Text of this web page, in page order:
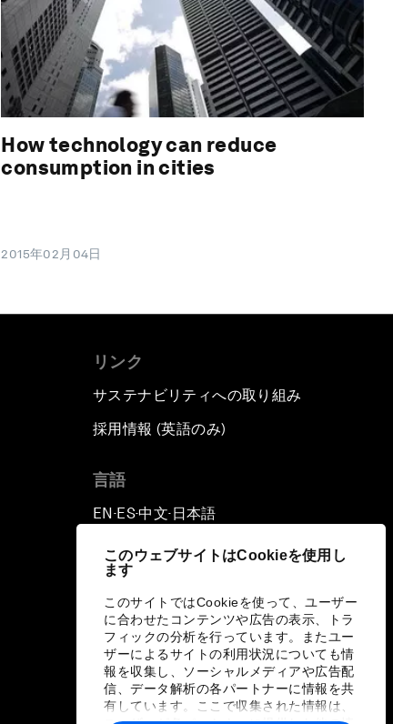
このウェブサイトはCookieを使用し
ます
このサイトではCookieを使って、ユーザー
に合わせたコンテンツや広告の表示、トラ
フィックの分析を行っています。またユー
ザーによるサイトの利用状況についても情
報を収集し、ソーシャルメディアや広告配
信、データ解析の各パートナーに情報を共
有しています。ここで収集された情報は、
How technology can reduce
consumption in cities
2015年02月04日
リンク
サステナビリティへの取り組み
採用情報 (英語のみ)
言語
EN ▪ES▪中文▪ 日本語